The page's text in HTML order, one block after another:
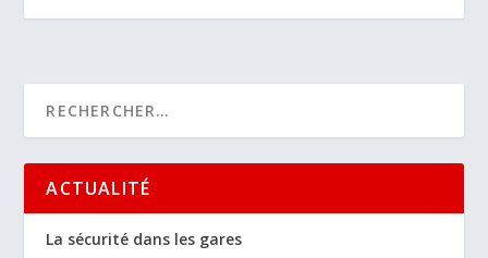
ACTUALITÉ
La sécurité dans les gares